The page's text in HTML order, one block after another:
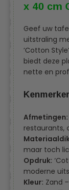
x 40 cm
Geef uw
uitstraling
‘Cotton
biedt deze
nette en
Afmetingen:
restaurants,
maar toch
Opdruk:
moderne
Kleur: Zand